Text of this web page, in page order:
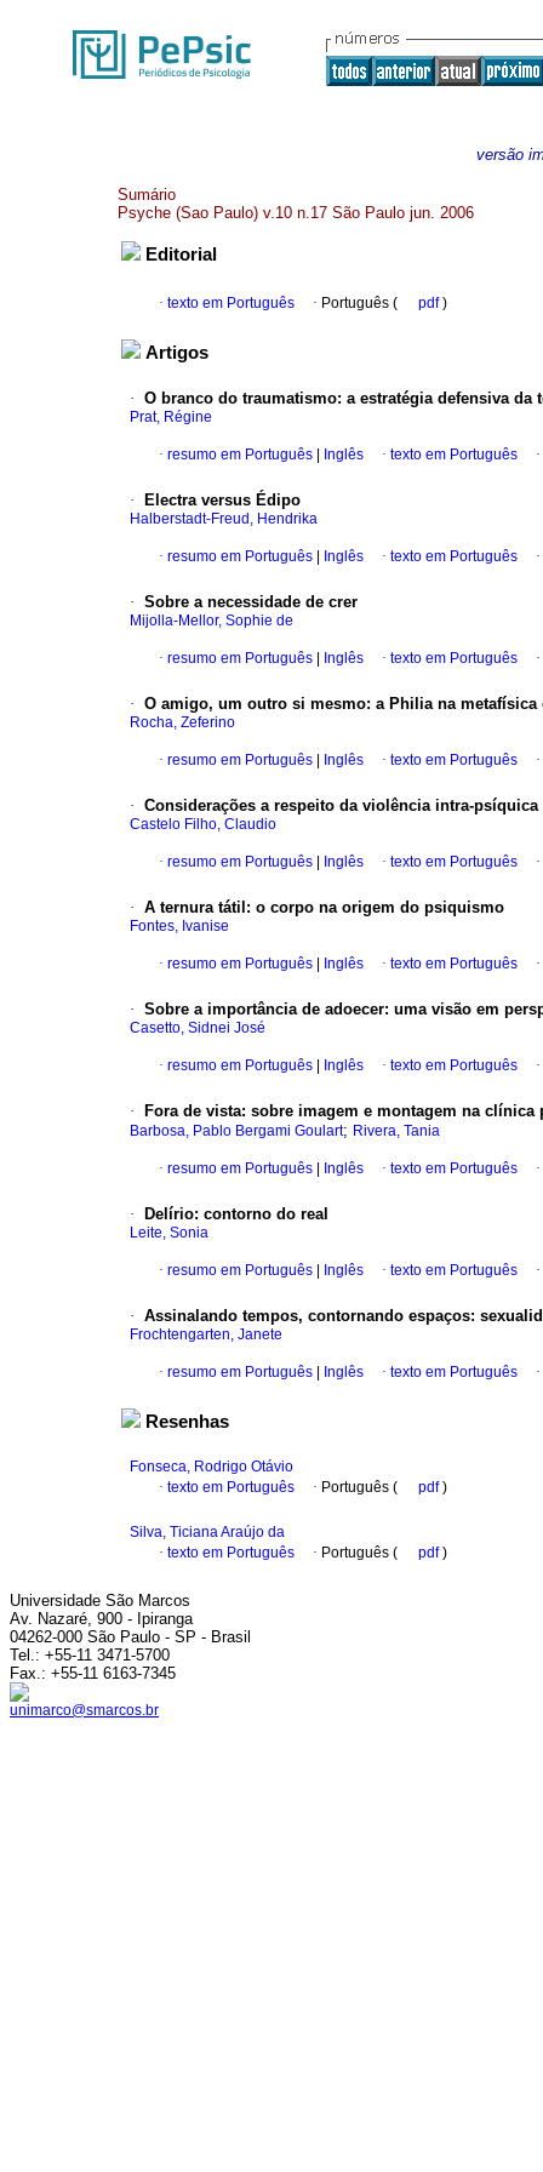
versão
Sumário
Psyche (Sao Paulo) v.10 n.17 São Paulo jun. 2006
Editorial
· texto em Português · Português ( pdf)
Artigos
· O branco do traumatismo: a estratégia defensiva da
Prat, Régine
· resumo em Português Inglês · texto em Português ·
· Electra versus Édipo
Halberstadt-Freud, Hendrika
· resumo em Português Inglês · texto em Português ·
· Sobre a necessidade de crer
Mijolla-Mellor, Sophie de
· resumo em Português Inglês · texto em Português ·
· O amigo, um outro si mesmo: a Philia na metafísica
Rocha, Zeferino
· resumo em Português Inglês · texto em Português ·
· Considerações a respeito da violência intra-
Castelo Filho, Claudio
· resumo em Português Inglês · texto em Português ·
· A ternura tátil: o corpo na origem do psiquismo
Fontes, Ivanise
· resumo em Português Inglês · texto em Português ·
· Sobre a importância de adoecer: uma visão em
Casetto, Sidnei José
· resumo em Português Inglês · texto em Português ·
· Fora de vista: sobre imagem e montagem na clínica
Barbosa, Pablo Bergami Goulart; Rivera, Tania
· resumo em Português Inglês · texto em Português ·
· Delírio: contorno do real
Leite, Sonia
· resumo em Português Inglês · texto em Português ·
· Assinalando tempos, contornando espaços:
Frochtengarten, Janete
· resumo em Português Inglês · texto em Português ·
Resenhas
Fonseca, Rodrigo Otávio
· texto em Português · Português ( pdf)
Silva, Ticiana Araújo da
· texto em Português · Português ( pdf)
Universidade São Marcos
Av. Nazaré, 900 - Ipiranga
04262-000 São Paulo - SP - Brasil
Tel.: +55-11 3471-5700
Fax.: +55-11 6163-7345
unimarco@smarcos.br